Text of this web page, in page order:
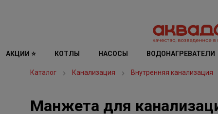
АКЦИИ ⭐ КОТЛЫ НАСОСЫ ВОДОНАГРЕВАТЕЛИ
Каталог Канализация Внутренняя канализация
Манжета для